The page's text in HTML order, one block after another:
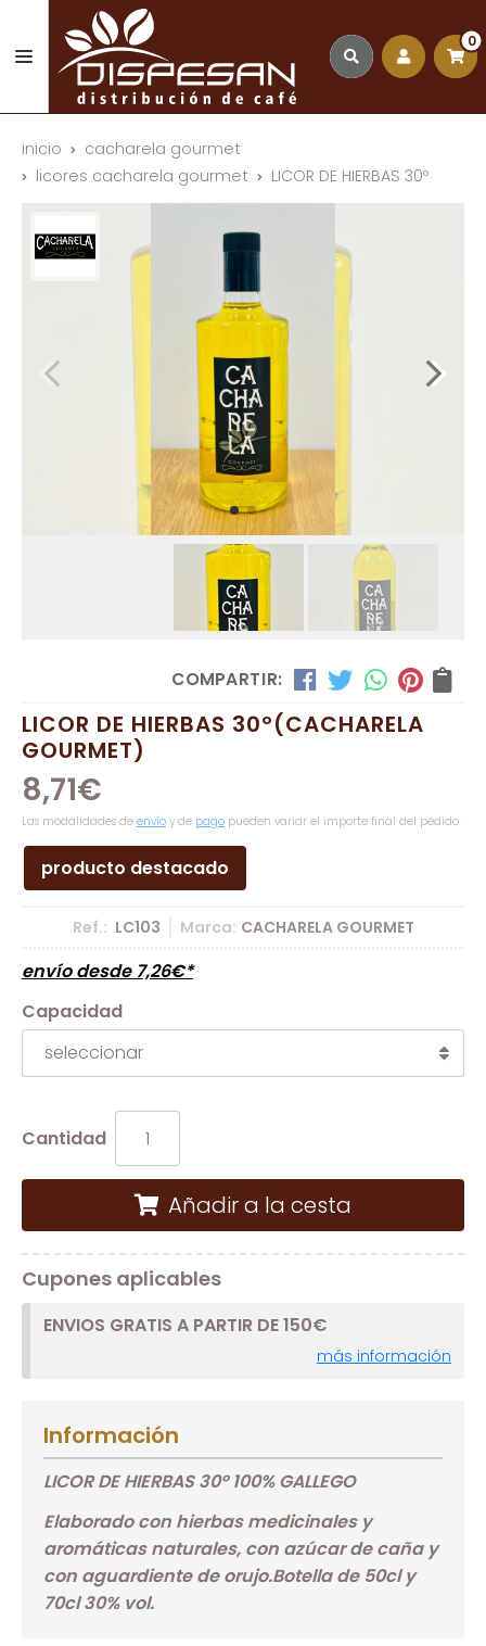
0
inicio
cacharela gourmet
licores cacharela gourmet
LICOR DE HIERBAS 30º
COMPARTIR:
LICOR DE HIERBAS 30º(CACHARELA
GOURMET)
8,71€
Las modalidades de envío y de pago pueden variar el importe final del pedido.
producto destacado
Ref.: LC103 Marca: CACHARELA GOURMET
envío desde 7,26€*
Capacidad
Cantidad
Añadir a la cesta
Cupones aplicables
ENVIOS GRATIS A PARTIR DE 150€
más información
Información
LICOR DE HIERBAS 30º 100% GALLEGO
Elaborado con hierbas medicinales y
aromáticas naturales, con azúcar de caña y
con aguardiente de orujo.Botella de 50cl y
70cl 30% vol.